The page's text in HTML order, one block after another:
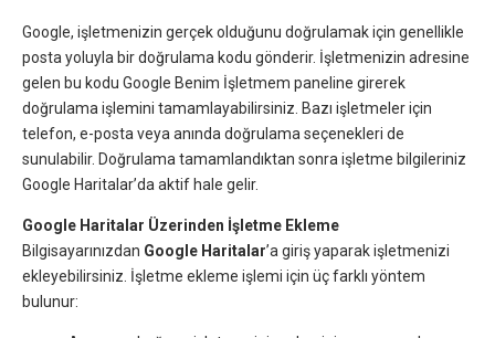
Google, işletmenizin gerçek olduğunu doğrulamak için genellikle
posta yoluyla bir doğrulama kodu gönderir. İşletmenizin adresine
gelen bu kodu Google Benim İşletmem paneline girerek
doğrulama işlemini tamamlayabilirsiniz. Bazı işletmeler için
telefon, e-posta veya anında doğrulama seçenekleri de
sunulabilir. Doğrulama tamamlandıktan sonra işletme bilgileriniz
Google Haritalar’da aktif hale gelir.
Google Haritalar Üzerinden İşletme Ekleme
Bilgisayarınızdan Google Haritalar’a giriş yaparak işletmenizi
ekleyebilirsiniz. İşletme ekleme işlemi için üç farklı yöntem
bulunur: